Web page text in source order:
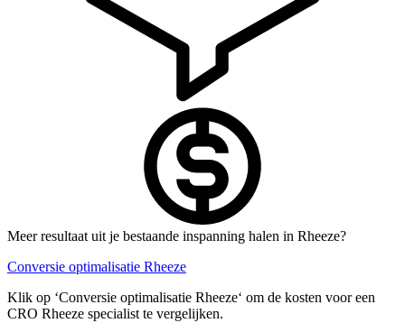
Meer resultaat uit je bestaande inspanning halen in Rheeze?
Conversie optimalisatie Rheeze
Klik op ‘Conversie optimalisatie Rheeze‘ om de kosten voor een
CRO Rheeze specialist te vergelijken.